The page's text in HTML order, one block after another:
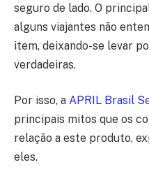
seguro de lado. O
alguns viajantes não
item, deixando-se levar
verdadeiras.
Por isso, a APRIL Brasil
principais mitos que os
relação a este produto,
eles.